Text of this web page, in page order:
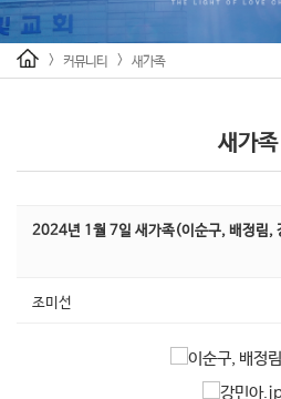
> 커뮤니티 > 새가족
새가족
2024년 1월 7일 새가족(이순구, 배정림,
조미선